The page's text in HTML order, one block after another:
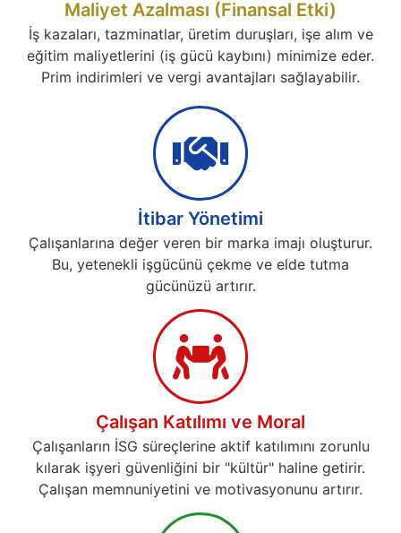
Maliyet Azalması (Finansal Etki)
İş kazaları, tazminatlar, üretim duruşları, işe alım ve
eğitim maliyetlerini (iş gücü kaybını) minimize eder.
Prim indirimleri ve vergi avantajları sağlayabilir.
İtibar Yönetimi
Çalışanlarına değer veren bir marka imajı oluşturur.
Bu, yetenekli işgücünü çekme ve elde tutma
gücünüzü artırır.
Çalışan Katılımı ve Moral
Çalışanların İSG süreçlerine aktif katılımını zorunlu
kılarak işyeri güvenliğini bir "kültür" haline getirir.
Çalışan memnuniyetini ve motivasyonunu artırır.